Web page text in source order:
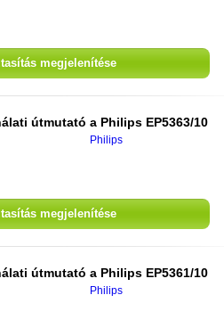
megjelenítése
útmutató a Philips EP5363/10
Philips
megjelenítése
útmutató a Philips EP5361/10
Philips